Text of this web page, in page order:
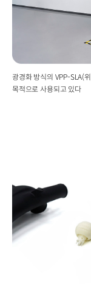
광경화 방식의 VPP-SLA(
목적으로 사용되고 있다